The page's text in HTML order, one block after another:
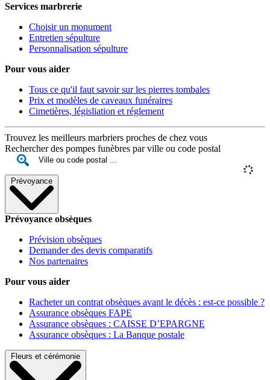
Services marbrerie
Choisir un monument
Entretien sépulture
Personnalisation sépulture
Pour vous aider
Tous ce qu'il faut savoir sur les pierres tombales
Prix et modèles de caveaux funéraires
Cimetières, législiation et réglement
Trouvez les meilleurs marbriers proches de chez vous
Rechercher des pompes funèbres par ville ou code postal
Prévoyance
Prévoyance obsèques
Prévision obsèques
Demander des devis comparatifs
Nos partenaires
Pour vous aider
Racheter un contrat obsèques avant le décès : est-ce possible ?
Assurance obsèques FAPE
Assurance obsèques : CAISSE D’EPARGNE
Assurance obsèques : La Banque postale
Fleurs et cérémonie